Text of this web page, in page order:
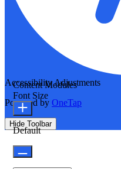
Accessibility Adjustments
Powered by OneTap
Hide Toolbar
Content Modules
Font Size
Default